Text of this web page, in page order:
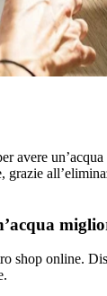
avere
grazie
shop online.